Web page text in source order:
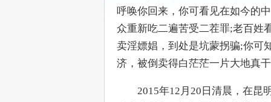
呼唤你回来，你可看见在如今的
众重新吃二遍苦受二茬罪;老百姓
卖淫嫖娼，到处是坑蒙拐骗;你可
济，被倒卖得白茫茫一片大地真
2015年12月20日清晨，在昆明